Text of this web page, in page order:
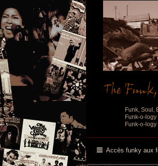
Funk, Soul,
Funk-o-
Funk-o-
Accès funky aux